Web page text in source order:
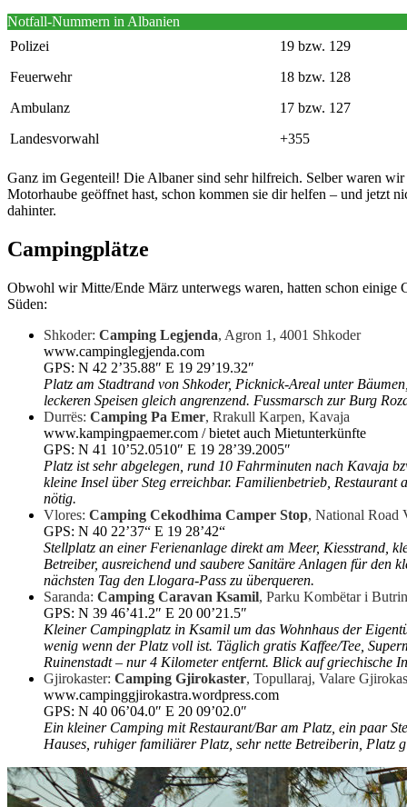
Notfall-Nummern in Albanien
Polizei
19 bzw. 129
Feuerwehr
18 bzw. 128
Ambulanz
17 bzw. 127
Landesvorwahl
+355
Ganz im Gegenteil! Die Albaner sind sehr hilfreich. Selber waren
Motorhaube geöffnet hast, schon kommen sie dir helfen – und jetzt
dahinter.
Campingplätze
Obwohl wir Mitte/Ende März unterwegs waren, hatten schon einige
Süden:
Shkoder: Camping Legjenda, Agron 1, 4001 Shkoder
www.campinglegjenda.com
GPS: N 42 2’35.88″ E 19 29’19.32″
Platz am Stadtrand von Shkoder, Picknick-Areal unter
leckeren Speisen gleich angrenzend. Fussmarsch zur Burg
Durrës: Camping Pa Emer, Rrakull Karpen, Kavaja
www.kampingpaemer.com / bietet auch Mietunterkünfte
GPS: N 41 10’52.0510″ E 19 28’39.2005″
Platz ist sehr abgelegen, rund 10 Fahrminuten nach Kavaja
kleine Insel über Steg erreichbar. Familienbetrieb, Restaurant
nötig.
Vlores: Camping Cekodhima Camper Stop, National Road
GPS: N 40 22’37“ E 19 28’42“
Stellplatz an einer Ferienanlage direkt am Meer, Kiesstrand,
Betreiber, ausreichend und saubere Sanitäre Anlagen für den
nächsten Tag den Llogara-Pass zu überqueren.
Saranda: Camping Caravan Ksamil, Parku Kombëtar i
GPS: N 39 46’41.2″ E 20 00’21.5″
Kleiner Campingplatz in Ksamil um das Wohnhaus der
wenig wenn der Platz voll ist. Täglich gratis Kaffee/Tee,
Ruinenstadt – nur 4 Kilometer entfernt. Blick auf griechische
Gjirokaster: Camping Gjirokaster, Topullaraj, Valare
www.campinggjirokastra.wordpress.com
GPS: N 40 06’04.0″ E 20 09’02.0″
Ein kleiner Camping mit Restaurant/Bar am Platz, ein paar
Hauses, ruhiger familiärer Platz, sehr nette Betreiberin, Platz